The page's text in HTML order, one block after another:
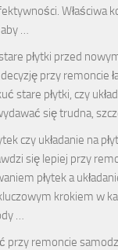
Właściwa
…
płytki przed
przy remoncie
stare płytki, czy
się trudna,
czy układanie na
się lepiej przy
płytek a
krokiem w
…
przy remoncie